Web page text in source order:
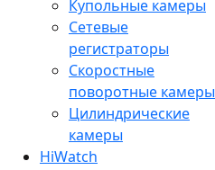
Купольные камеры
Сетевые
регистраторы
Скоростные
поворотные камеры
Цилиндрические
камеры
HiWatch